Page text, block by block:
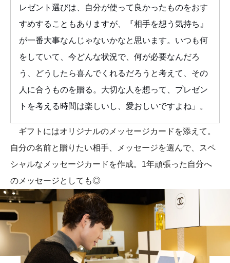
レゼント選びは、自分が使って良かったものをおす
すめすることもありますが、『相手を想う気持ち』
が一番大事なんじゃないかなと思います。いつも何
をしていて、今どんな状況で、何が必要なんだろ
う、どうしたら喜んでくれるだろうと考えて、その
人に合うものを贈る。大切な人を想って、プレゼン
トを考える時間は楽しいし、愛おしいですよね」。
ギフトにはオリジナルのメッセージカードを添えて。
自分の名前と贈りたい相手、メッセージを選んで、スペ
シャルなメッセージカードを作成。1年頑張った自分へ
のメッセージとしても◎